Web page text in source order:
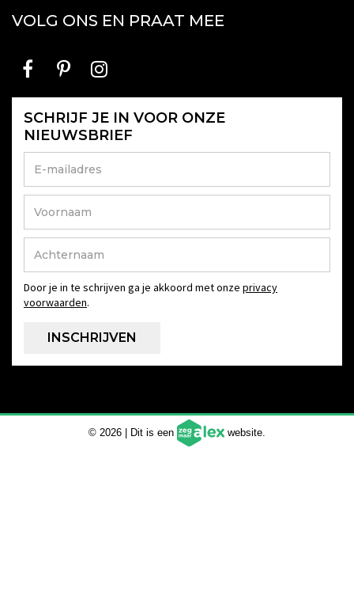
VOLG ONS EN PRAAT MEE
SCHRIJF JE IN VOOR ONZE
NIEUWSBRIEF
Door je in te schrijven ga je akkoord met onze privacy
voorwaarden.
© 2026 | Dit is een website.